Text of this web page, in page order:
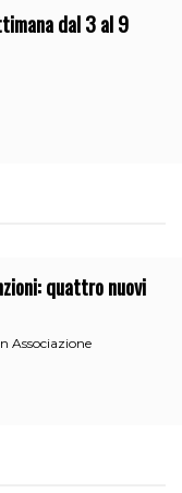
dal 3 al 9
quattro nuovi
Associazione